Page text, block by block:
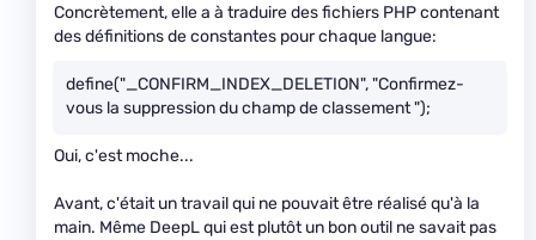
Concrètement, elle a à traduire des fichiers PHP contenant
des définitions de constantes pour chaque langue:
define("_CONFIRM_INDEX_DELETION", "Confirmez-
vous la suppression du champ de classement ");
Oui, c'est moche...
Avant, c'était un travail qui ne pouvait être réalisé qu'à la
main. Même DeepL qui est plutôt un bon outil ne savait pas